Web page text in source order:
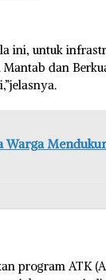
ini, untuk
Mantab dan
Warga
program ATK